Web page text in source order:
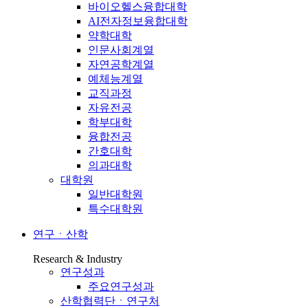
바이오헬스융합대학
AI전자정보융합대학
약학대학
인문사회계열
자연공학계열
예체능계열
교직과정
자유전공
학부대학
융합전공
간호대학
의과대학
대학원
일반대학원
특수대학원
연구ㆍ산학
Research & Industry
연구성과
주요연구성과
산학협력단ㆍ연구처